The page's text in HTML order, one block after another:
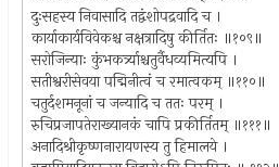
दुःसहस्य निवासादि तद्वंशोपद्रवादि च ।
कार्याकार्यविवेकश्च नक्षत्रादिषु कीर्तितः ॥१०९॥
सरोजिन्याः कुंभकर्त्र्याश्चतुर्वैधव्यमित्यपि ।
सतीश्वरीसेवया पद्मिनीत्वं च रमात्वकम् ॥११०॥
चतुर्दशमनूनां च जन्यादि च ततः परम् ।
रुचिप्रजापतेराख्यानकं चापि प्रकीर्तितम् ॥१११॥
अनादिश्रीकृष्णनारायणस्य तु हिमालये ।